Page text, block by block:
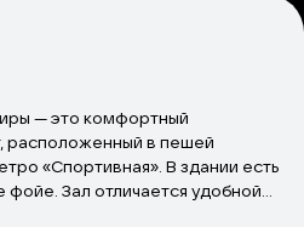
— это комфортный
расположенный в пешей
«Спортивная». В здании есть
Зал отличается удобной